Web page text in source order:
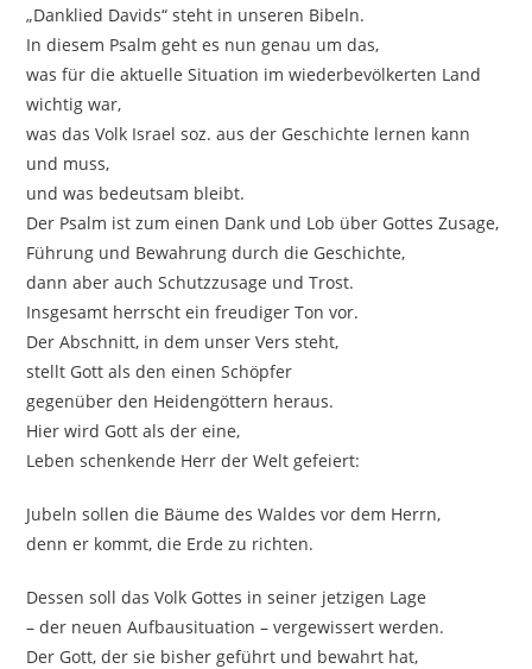
„Danklied Davids“ steht in unseren Bibeln.
In diesem Psalm geht es nun genau um das,
was für die aktuelle Situation im wiederbevölkerten Land
wichtig war,
was das Volk Israel soz. aus der Geschichte lernen kann
und muss,
und was bedeutsam bleibt.
Der Psalm ist zum einen Dank und Lob über Gottes Zusage,
Führung und Bewahrung durch die Geschichte,
dann aber auch Schutzzusage und Trost.
Insgesamt herrscht ein freudiger Ton vor.
Der Abschnitt, in dem unser Vers steht,
stellt Gott als den einen Schöpfer
gegenüber den Heidengöttern heraus.
Hier wird Gott als der eine,
Leben schenkende Herr der Welt gefeiert:
Jubeln sollen die Bäume des Waldes vor dem Herrn,
denn er kommt, die Erde zu richten.
Dessen soll das Volk Gottes in seiner jetzigen Lage
– der neuen Aufbausituation – vergewissert werden.
Der Gott, der sie bisher geführt und bewahrt hat,